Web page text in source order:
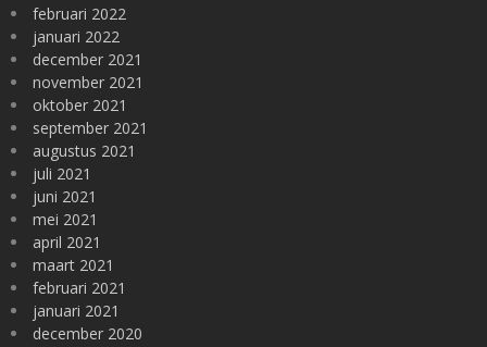
februari 2022
januari 2022
december 2021
november 2021
oktober 2021
september 2021
augustus 2021
juli 2021
juni 2021
mei 2021
april 2021
maart 2021
februari 2021
januari 2021
december 2020